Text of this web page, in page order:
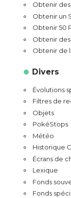
Obtenir
Obtenir un
Obtenir 50
Obtenir des
Obtenir de
Divers
Évolutions
Filtres de
Objets
PokéStops
Météo
Historique
Écrans de
Lexique
Fonds
Fonds